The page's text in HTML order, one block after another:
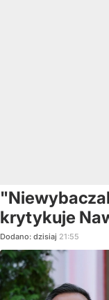
krytykuje
Dodano: dzisiaj 21:55